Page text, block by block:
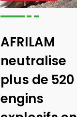
AFRILAM
neutralise
plus de 520
engins